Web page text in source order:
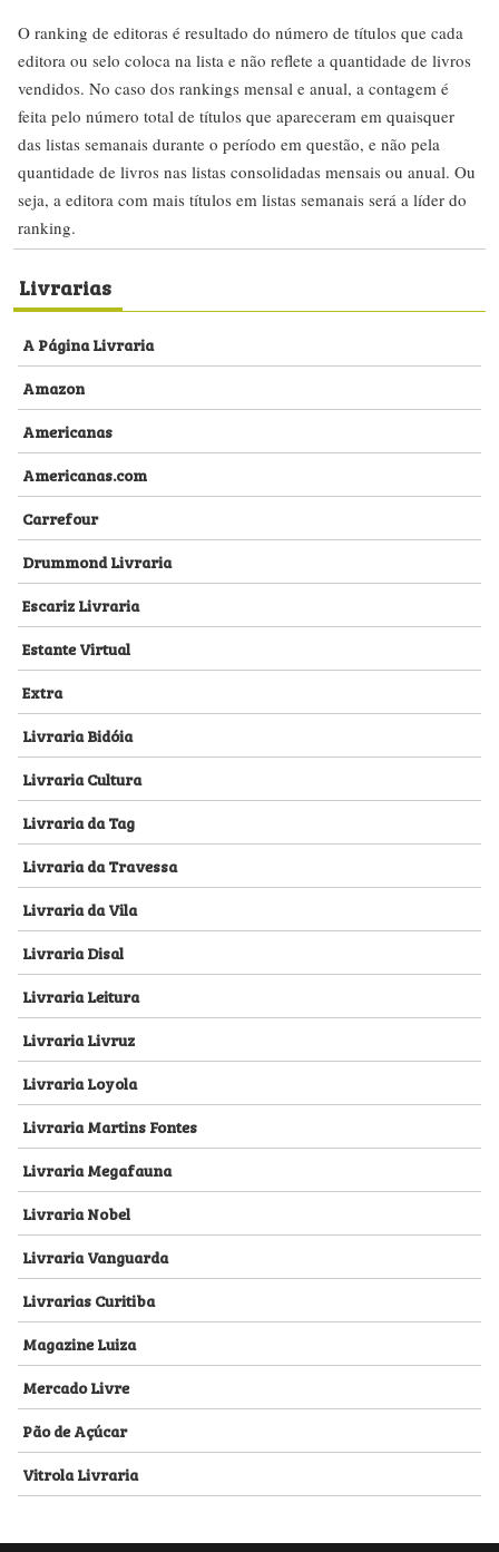
O ranking de editoras é resultado do número de títulos que cada
editora ou selo coloca na lista e não reflete a quantidade de livros
vendidos. No caso dos rankings mensal e anual, a contagem é
feita pelo número total de títulos que apareceram em quaisquer
das listas semanais durante o período em questão, e não pela
quantidade de livros nas listas consolidadas mensais ou anual. Ou
seja, a editora com mais títulos em listas semanais será a líder do
ranking.
Livrarias
A Página Livraria
Amazon
Americanas
Americanas.com
Carrefour
Drummond Livraria
Escariz Livraria
Estante Virtual
Extra
Livraria Bidóia
Livraria Cultura
Livraria da Tag
Livraria da Travessa
Livraria da Vila
Livraria Disal
Livraria Leitura
Livraria Livruz
Livraria Loyola
Livraria Martins Fontes
Livraria Megafauna
Livraria Nobel
Livraria Vanguarda
Livrarias Curitiba
Magazine Luiza
Mercado Livre
Pão de Açúcar
Vitrola Livraria